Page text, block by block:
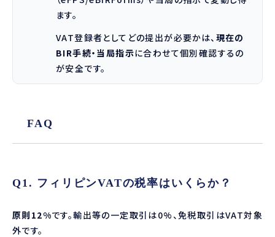
ます。
VAT登録者としてどの提出が必要かは、 現在の
BIR手続・当局指示に合わせて個別確認するの
が安全です。
FAQ
Q1. フィリピンVATの税率はいくらか？
原則12%です。輸出等の一定取引は0%、免税取引はVAT対象
外です。